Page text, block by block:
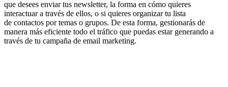
que desees enviar tus newsletter, la forma en cómo quieres
interactuar a través de ellos, o si quieres organizar tu lista
de contactos por temas o grupos. De esta forma, gestionarás de
manera más eficiente todo el tráfico que puedas estar generando a
través de tu campaña de email marketing.